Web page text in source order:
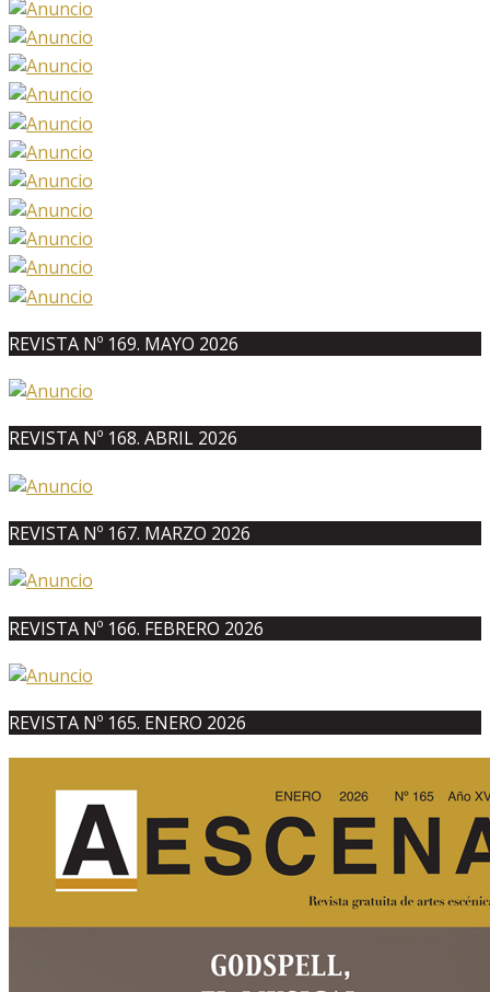
REVISTA Nº 169. MAYO 2026
REVISTA Nº 168. ABRIL 2026
REVISTA Nº 167. MARZO 2026
REVISTA Nº 166. FEBRERO 2026
REVISTA Nº 165. ENERO 2026